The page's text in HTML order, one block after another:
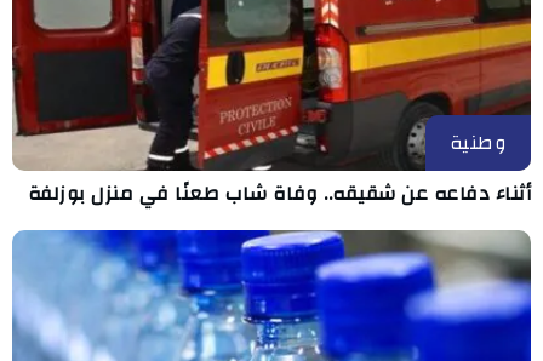
وطنية
أثناء دفاعه عن شقيقه.. وفاة شاب طعنًا في منزل بوزلفة